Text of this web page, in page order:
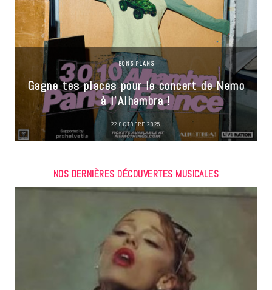
BONS PLANS
Gagne tes places pour le concert de Nemo
à l’Alhambra !
22 OCTOBRE 2025
NOS DERNIÈRES DÉCOUVERTES MUSICALES